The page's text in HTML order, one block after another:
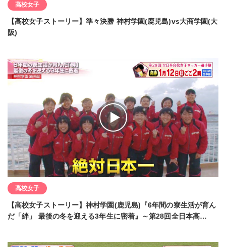
高校女子
【高校女子ストーリー】準々決勝 神村学園(鹿児島)vs大商学園(大
阪)
高校女子
【高校女子ストーリー】神村学園(鹿児島)『6年間の寮生活が育ん
だ「絆」 最後の冬を迎える3年生に密着』～第28回全日本高…